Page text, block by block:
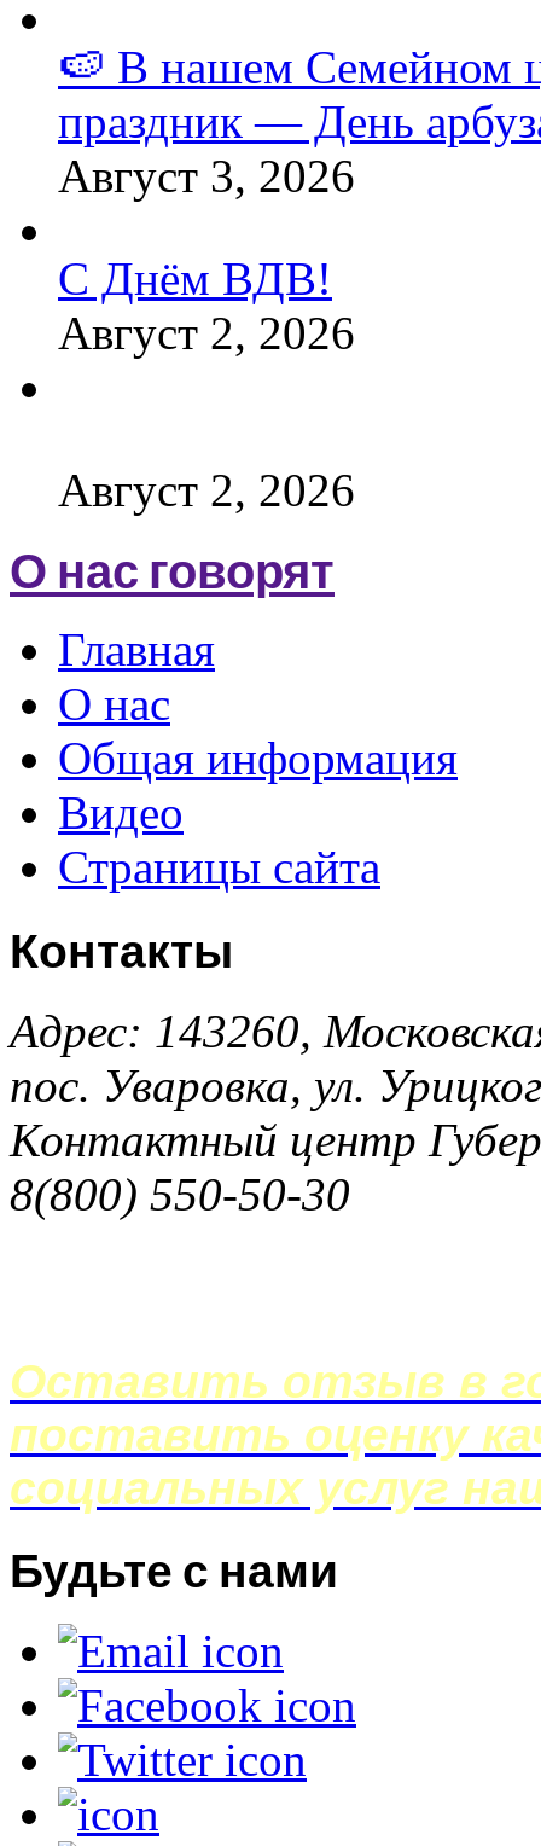
🍉 В нашем Семейном
праздник — День
Август 3, 2026
С Днём ВДВ!
Август 2, 2026
Август 2, 2026
О нас говорят
Главная
О нас
Общая информация
Видео
Страницы сайта
Контакты
Адрес: 143260,
пос. Уваровка, ул.
Контактный центр
8(800) 550-50-30
Оставить отзыв в
поставить оценку
социальных услуг
Будьте с нами